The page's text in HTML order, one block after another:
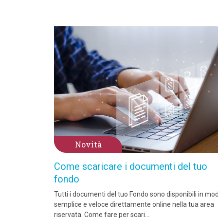
Novità
Come scaricare i documenti del tuo
fondo
Tutti i documenti del tuo Fondo sono disponibili in
semplice e veloce direttamente online nella tua area
riservata. Come fare per scari...